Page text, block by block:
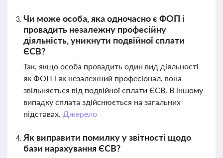
Чи може особа, яка одночасно є ФОП і
провадить незалежну професійну
діяльність, уникнути подвійної сплати
ЄСВ?
Так, якщо особа провадить один вид діяльності
як ФОП і як незалежний професіонал, вона
звільняється від подвійної сплати ЄСВ. В іншому
випадку сплата здійснюється на загальних
підставах. Джерело
Як виправити помилку у звітності щодо
бази нарахування ЄСВ?